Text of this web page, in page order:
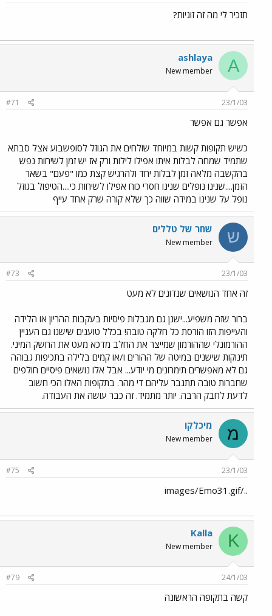
תזכיר לי מה זה זוגיות?
A
ashlaya
New member
23/1/03
#71
אפשר גם אפשר
כשיש תקופות קשות במיוחד שולחים את הגוזל לסופשבוע אצל סבתא
שתמיד שמחה לבלות איתו אפילו לילות ורק אז יש זמן לשיחות נפש
בהקשבה מלאה זמן לבלות יחד ולהרגיש קצת כמו "פעם" בשאר
הזמן....שנינו נופלים שנינו חסרי כוח אפילו לשיחות כי....הטיפול בגוזל
נופל על שנינו במידה שווה כך שלא קורה שרק אחד עייף
ש שחר של טללים
New member
23/1/03
#73
זה אחד הנושאים שנדונים לא מעט
ברור שזה משפיע...ישנן גם מגבלות פיסיות בעקבות ההריון או הלידה
והעייפות הזו הורסת כל חלקה טובה! בכלל טוענים שישנו גם העניין
ההורמונלי שההורמון שמייצר את החלב מדכא מעט את החשק המיני.
תינוקות שישנים במיטה של ההורים ו/או קמים בלילה בתכיפות גבוהה
גם לא מאפשרים תימרונים מי יודע... אבל אלו נושאים פיסיים חולפים
שחברות טובה תתגבר עליהם די מהר. בתקופות האלו הכי חשוב
לדעת לחבק הרבה. יותר מתמיד. זה כבר עושה את העבודה.
מ מיכלקו
New member
23/1/03
#75
../images/Emo31.gif
K
Kalla
New member
24/1/03
#79
קשה בתקופה הראשונה